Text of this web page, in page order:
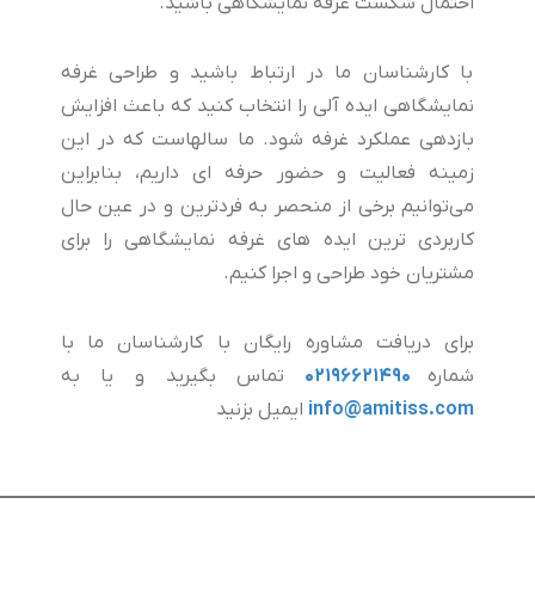
با کارشناسان ما در ارتباط باشید و طراحی غرفه
نمایشگاهی ایده آلی را انتخاب کنید که باعث افزایش
بازدهی عملکرد غرفه شود. ما سالهاست که در این
زمینه فعالیت و حضور حرفه ای داریم، بنابراین
می‌توانیم برخی از منحصر به فردترین و در عین حال
کاربردی ترین ایده های غرفه نمایشگاهی را برای
مشتریان خود طراحی و اجرا کنیم.
برای دریافت مشاوره رایگان با کارشناسان ما با
شماره 02196621490
تماس بگیرید و یا به
info@amitiss.com ایمیل بزنید